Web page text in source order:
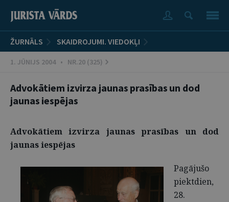
ŽURNĀLS SKAIDROJUMI. VIEDOKĻI
1. JŪNIJS 2004 • NR.20 (325)
Advokātiem izvirza jaunas prasības un dod
jaunas iespējas
Advokātiem izvirza jaunas prasības un dod
jaunas iespējas
Pagājušo
piektdien,
28.